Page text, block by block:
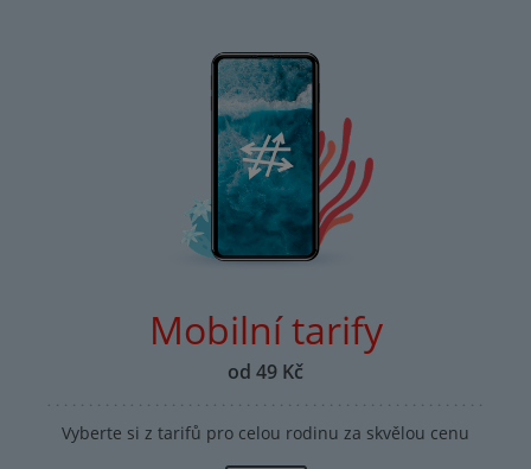
Mobilní tarify
od 49 Kč
Vyberte si z tarifů pro celou rodinu za skvělou cenu